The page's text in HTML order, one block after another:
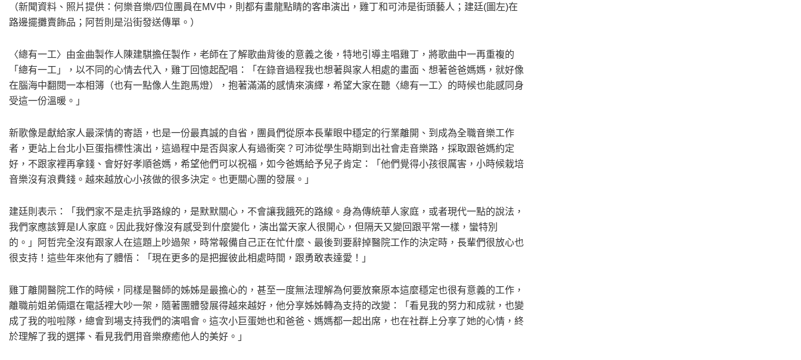
（新聞資料、照片提供：何樂音樂/四位團員在MV中，則都有畫龍點睛的客串演出，雞丁和可沛是街頭藝人；建廷(圖左)在
路邊擺攤賣飾品；阿哲則是沿街發送傳單。）
〈總有一工〉由金曲製作人陳建騏擔任製作，老師在了解歌曲背後的意義之後，特地引導主唱雞丁，將歌曲中一再重複的
「總有一工」，以不同的心情去代入，雞丁回憶起配唱：「在錄音過程我也想著與家人相處的畫面、想著爸爸媽媽，就好像
在腦海中翻閱一本相簿（也有一點像人生跑馬燈），抱著滿滿的感情來演繹，希望大家在聽〈總有一工〉的時候也能感同身
受這一份溫暖。」
新歌像是獻給家人最深情的寄語，也是一份最真誠的自省，團員們從原本長輩眼中穩定的行業離開、到成為全職音樂工作
者，更站上台北小巨蛋指標性演出，這過程中是否與家人有過衝突？可沛從學生時期到出社會走音樂路，採取跟爸媽約定
好，不跟家裡再拿錢、會好好孝順爸媽，希望他們可以祝福，如今爸媽給予兒子肯定：「他們覺得小孩很厲害，小時候栽培
音樂沒有浪費錢。越來越放心小孩做的很多決定。也更關心團的發展。」
建廷則表示：「我們家不是走抗爭路線的，是默默關心，不會讓我餓死的路線。身為傳統華人家庭，或者現代一點的說法，
我們家應該算是I人家庭。因此我好像沒有感受到什麼變化，演出當天家人很開心，但隔天又變回跟平常一樣，蠻特別
的。」阿哲完全沒有跟家人在這題上吵過架，時常報備自己正在忙什麼、最後到要辭掉醫院工作的決定時，長輩們很放心也
很支持！這些年來他有了體悟：「現在更多的是把握彼此相處時間，跟勇敢表達愛！」
雞丁離開醫院工作的時候，同樣是醫師的姊姊是最擔心的，甚至一度無法理解為何要放棄原本這麼穩定也很有意義的工作，
離職前姐弟倆還在電話裡大吵一架，隨著團體發展得越來越好，他分享姊姊轉為支持的改變：「看見我的努力和成就，也變
成了我的啦啦隊，總會到場支持我們的演唱會。這次小巨蛋她也和爸爸、媽媽都一起出席，也在社群上分享了她的心情，終
於理解了我的選擇、看見我們用音樂療癒他人的美好。」